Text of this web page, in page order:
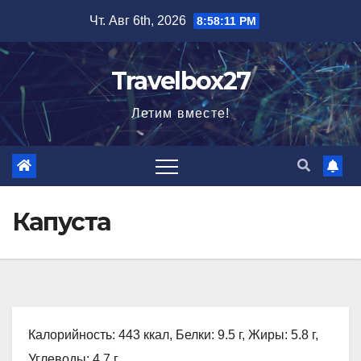
содержимому
Чт. Авг 6th, 2026 8:58:12 PM
Travelbox27
Летим вместе!
Капуста
Калорийность: 443 ккал, Белки: 9.5 г, Жиры: 5.8 г,